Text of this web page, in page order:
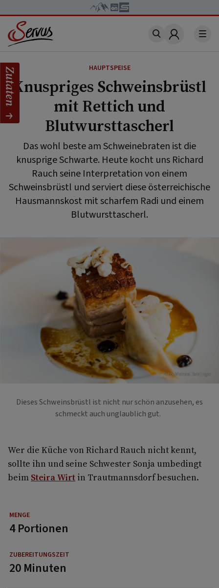
Account
HAUPTSPEISE
Knuspriges Schweinsbrüstl
mit Rettich und
Blutwursttascherl
Das wohl beste am Schweinebraten ist die
knusprige Schwarte. Heute kocht uns Richard
Rauch seine Interpretation von einem
Schweinsbrüstl und serviert diese österreichische
Hausmannskost mit scharfem Radi und einem
Blutwursttascherl.
Foto: Michael Reidinger
Dieses Schweinsbrüstl ist nicht nur schön anzusehen, es
schmeckt auch unglaublich gut.
Wer die Küche von Richard Rauch nicht kennt,
sollte ihn und seine Schwester Sonja umbedingt
beim Steira Wirt in Trautmannsdorf besuchen.
4 Portionen
20 Minuten
Zutaten